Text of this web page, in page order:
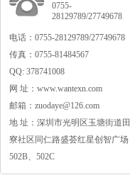
0755-
28129789/27749678
电话：0755-28129789/27749678
传真：0755-81484567
QQ:378741008
网址：www.wantexn.com
邮箱：zuodaye@126.com
地址：深圳市光明区玉塘街道田
寮社区同仁路盛荟红星创智广场
502B、502C